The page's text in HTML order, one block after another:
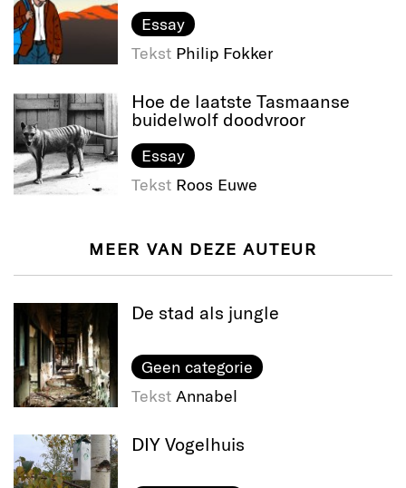
Essay
Tekst Philip Fokker
Hoe de laatste Tasmaanse
buidelwolf doodvroor
Essay
Tekst Roos Euwe
MEER VAN DEZE AUTEUR
De stad als jungle
Geen categorie
Tekst Annabel
DIY Vogelhuis